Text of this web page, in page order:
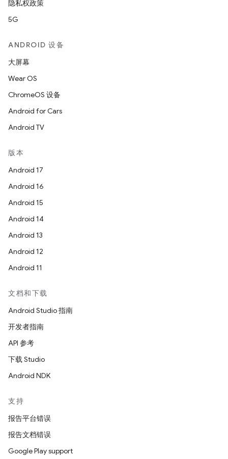
隐私权政策
5G
ANDROID 设备
大屏幕
Wear OS
ChromeOS 设备
Android for Cars
Android TV
版本
Android 17
Android 16
Android 15
Android 14
Android 13
Android 12
Android 11
文档和下载
Android Studio 指南
开发者指南
API 参考
下载 Studio
Android NDK
支持
报告平台错误
报告文档错误
Google Play support